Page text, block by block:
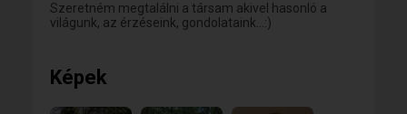
Szeretném megtalálni a társam akivel hasonló a
világunk, az érzéseink, gondolataink...:)
Képek